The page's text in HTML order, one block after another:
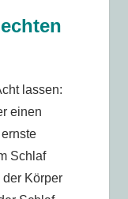
lassen:
einen
Schlaf
Körper